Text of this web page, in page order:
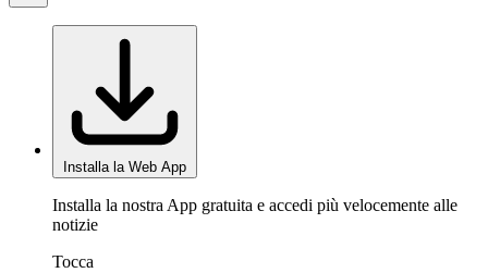
Installa la Web App
Installa la nostra App gratuita e accedi più velocemente alle
notizie
Tocca